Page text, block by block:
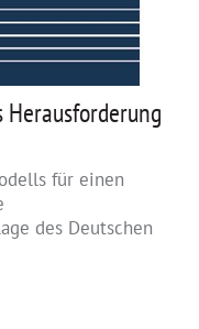
für einen
des Deutschen